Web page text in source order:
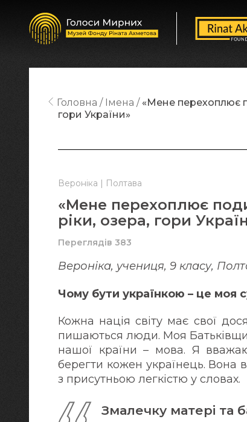
Вероніка | Полтава
«Мене перехоплює
ріки, озера, гори
Переглядів 383
Вероніка, учениця, 9 класу,
Чому бути українкою – це моя
Кожна нація світу має свої
пишаються люди. Моя
нашої країни – мова. Я
берегти кожен українець. Вона
з присутньою легкістю у словах.
Змалечку матері та
Головна Імена
«Мене перехоплює
гори України»